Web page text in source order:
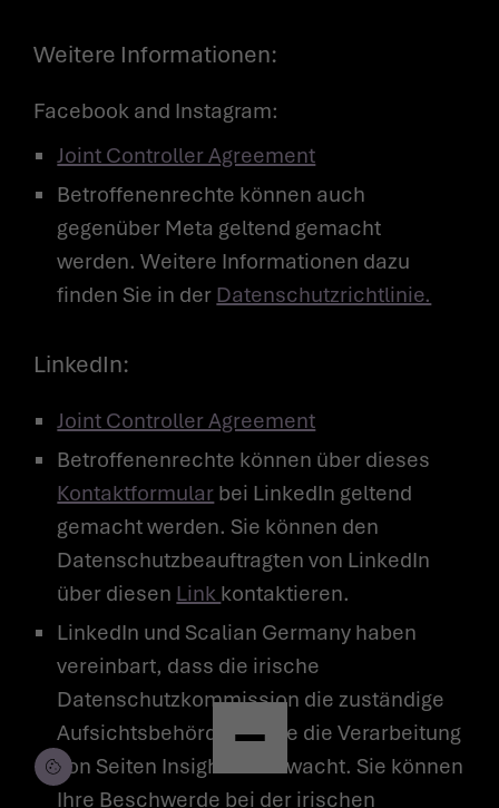
Weitere Informationen:
Facebook and Instagram:
Joint Controller Agreement
Betroffenenrechte können auch
gegenüber Meta geltend gemacht
werden. Weitere Informationen dazu
finden Sie in der Datenschutzrichtlinie.
LinkedIn:
Joint Controller Agreement
Betroffenenrechte können über dieses
Kontaktformular bei LinkedIn geltend
gemacht werden. Sie können den
Datenschutzbeauftragten von LinkedIn
über diesen Link kontaktieren.
LinkedIn und Scalian Germany haben
vereinbart, dass die irische
Datenschutzkommission die zuständige
Aufsichtsbehörde ist, die die Verarbeitung
von Seiten Insights überwacht. Sie können
Ihre Beschwerde bei der irischen
© Copyright by Scalian Germany AG